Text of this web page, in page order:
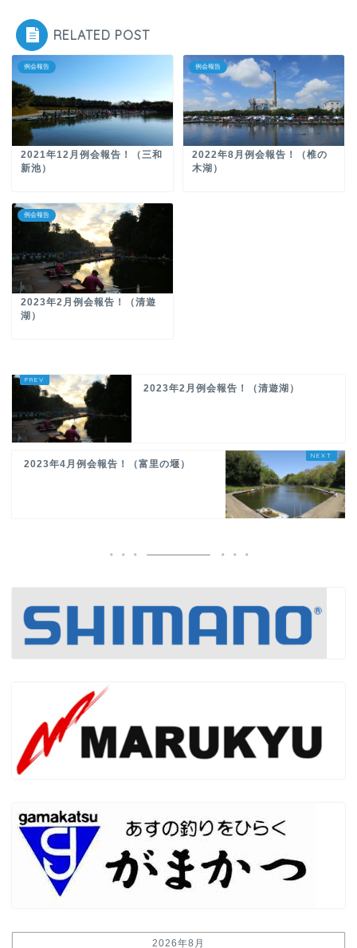
RELATED POST
例会報告
2021年12月例会報告！（三和
新池）
例会報告
2022年8月例会報告！（椎の
木湖）
例会報告
2023年2月例会報告！（清遊
湖）
2023年2月例会報告！（清遊湖）
2023年4月例会報告！（富里の堰）
2026年8月